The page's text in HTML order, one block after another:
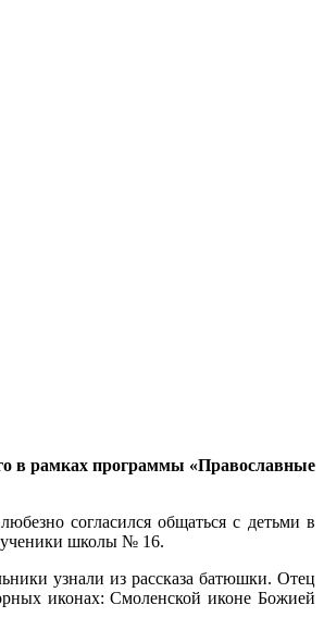
в рамках программы «Православные
согласился общаться с детьми в
ученики школы № 16.
узнали из рассказа батюшки. Отец
иконах: Смоленской иконе Божией